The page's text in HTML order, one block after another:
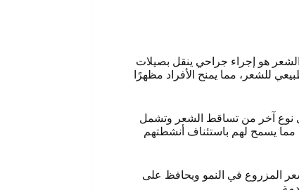
هو إجراء جراحي ينقل بصيلات
للشعر، مما يمنح الأفراد مظهرًا
أي نوع آخر من تساقط الشعر وتشمل
مما يسمح لهم باستئناف أنشطتهم
المزروع في النمو ويحافظ على